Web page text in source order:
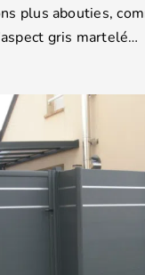
plus abouties,
gris martelé…